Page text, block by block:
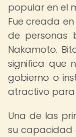
popular en el
Fue creada
de personas
Nakamoto.
significa que
gobierno o
atractivo para
Una de las
su capacidad